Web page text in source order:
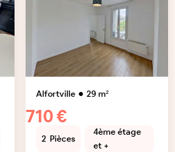
Alfortville 29m²
710 €
2 Pièces
4ème étage
et +